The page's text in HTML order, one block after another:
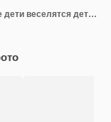
Мальчик счастлив плавать в бассейне дети веселятся дети счастливый ребенок бассейн летние каникулы и путешествия